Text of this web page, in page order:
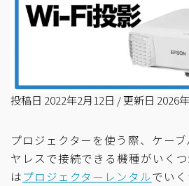
投稿日 2022年2月12日 /更新日 2026
プロジェクターを使う際、ケー
ヤレスで接続できる機種がいく
はプロジェクターレンタルでい